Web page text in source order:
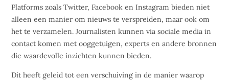
Platforms zoals Twitter, Facebook en Instagram bieden niet
alleen een manier om nieuws te verspreiden, maar ook om
het te verzamelen. Journalisten kunnen via sociale media in
contact komen met ooggetuigen, experts en andere bronnen
die waardevolle inzichten kunnen bieden.
Dit heeft geleid tot een verschuiving in de manier waarop